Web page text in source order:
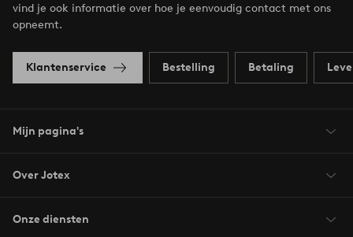
vind je ook informatie over hoe je eenvoudig contact met ons
opneemt.
Klantenservice Bestelling Betaling
Mijn pagina's
Over Jotex
Onze diensten